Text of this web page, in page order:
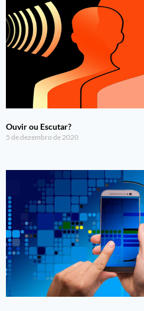
Ouvir ou Escutar?
5 de dezembro de 2020